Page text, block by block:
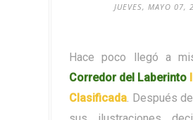
JUEVES, MAYO 07,
Hace poco llegó a
Corredor del Laberinto
Clasificada. Después